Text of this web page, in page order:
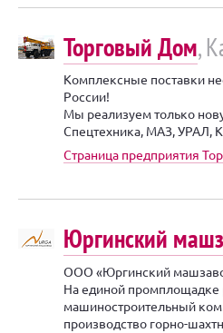
Торговый Дом,
Комплексные поставки
России!
Мы реализуем только
Спецтехника, МАЗ, УРАЛ,
Страница предприятия
Юргинский
ООО «Юргинский
На единой промплощадке
машиностроительный
производство горно-